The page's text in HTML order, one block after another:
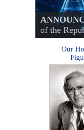
of the
Our